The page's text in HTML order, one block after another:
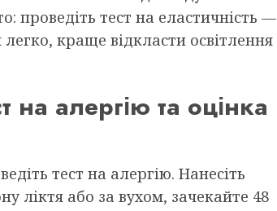
проведіть тест на еластичність —
краще відкласти освітлення
на алергію та оцінка
тест на алергію. Нанесіть
ліктя або за вухом, зачекайте 48